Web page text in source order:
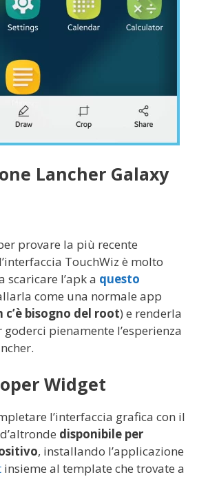
Lancher Galaxy
provare la più recente
TouchWiz è molto
scaricare l’apk a questo
come una normale app
c’è bisogno del root) e renderla
pienamente l’esperienza
Widget
l’interfaccia grafica con il
disponibile per
, installando l’applicazione
insieme al template che trovate a